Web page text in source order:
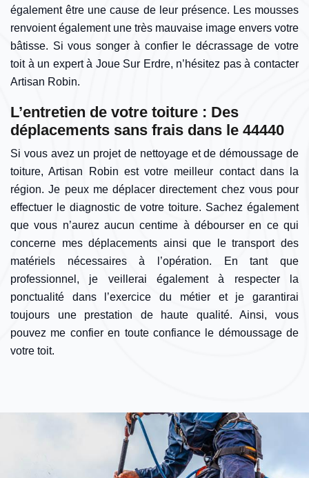
également être une cause de leur présence. Les mousses
renvoient également une très mauvaise image envers votre
bâtisse. Si vous songer à confier le décrassage de votre
toit à un expert à Joue Sur Erdre, n’hésitez pas à contacter
Artisan Robin.
L’entretien de votre toiture : Des
déplacements sans frais dans le 44440
Si vous avez un projet de nettoyage et de démoussage de
toiture, Artisan Robin est votre meilleur contact dans la
région. Je peux me déplacer directement chez vous pour
effectuer le diagnostic de votre toiture. Sachez également
que vous n’aurez aucun centime à débourser en ce qui
concerne mes déplacements ainsi que le transport des
matériels nécessaires à l’opération. En tant que
professionnel, je veillerai également à respecter la
ponctualité dans l’exercice du métier et je garantirai
toujours une prestation de haute qualité. Ainsi, vous
pouvez me confier en toute confiance le démoussage de
votre toit.